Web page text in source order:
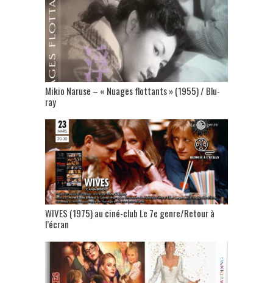
Mikio Naruse – « Nuages flottants » (1955) / Blu-
ray
WIVES (1975) au ciné-club Le 7e genre/Retour à
l’écran